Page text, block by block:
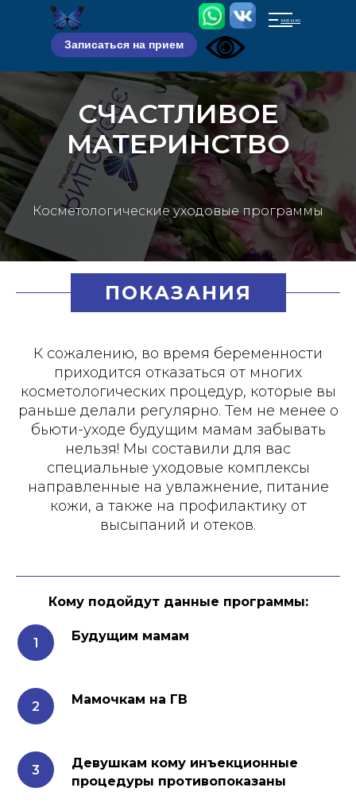
Записаться на прием
меню
СЧАСТЛИВОЕ
МАТЕРИНСТВО
Косметологические уходовые программы
ПОКАЗАНИЯ
К сожалению, во время беременности
приходится отказаться от многих
косметологических процедур, которые вы
раньше делали регулярно. Тем не менее о
бьюти-уходе будущим мамам забывать
нельзя! Мы составили для вас
специальные уходовые комплексы
направленные на увлажнение, питание
кожи, а также на профилактику от
высыпаний и отеков.
Кому подойдут данные программы:
Будущим мамам
Мамочкам на ГВ
Девушкам кому инъекционные
процедуры противопоказаны